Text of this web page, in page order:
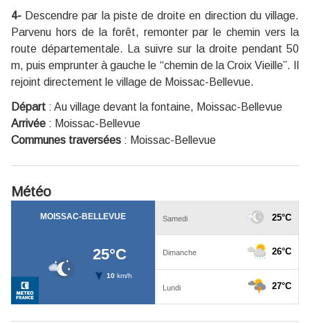
4- Descendre par la piste de droite en direction du village.
Parvenu hors de la forêt, remonter par le chemin vers la
route départementale. La suivre sur la droite pendant 50
m, puis emprunter à gauche le “chemin de la Croix Vieille”. Il
rejoint directement le village de Moissac-Bellevue.
Départ : Au village devant la fontaine, Moissac-Bellevue
Arrivée : Moissac-Bellevue
Communes traversées : Moissac-Bellevue
Météo